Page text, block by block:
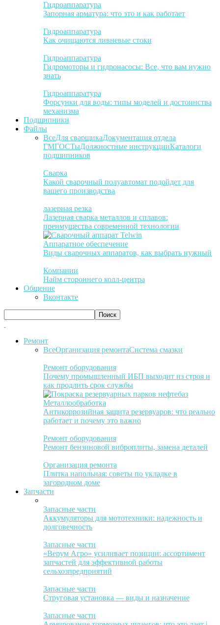
Гидроаппаратура
Запорная арматура: что это и как работает
Гидроаппаратура
Как очищаются ливневые стоки
Гидроаппаратура
Гидромоторы и гидронасосы: Все, что вам нужно
знать
Гидроаппаратура
Форсунки для воды: типы моделей и достоинства
механизма
Подшипники
Файлы
ВсеДля сварщикаДокументация отдела
ГМГОСТыДолжностные инструкцииКаталоги
подшипников
Сварка
Какой сварочный полуавтомат подойдет для
вашего производства
лазерная резка
Лазерная сварка металлов и сплавов:
преимущества современной технологии
Аппаратное обеспечение
Виды сварочных аппаратов, как выбрать нужный
Компании
Найм стороннего колл-центра
Общение
Вконтакте
Ремонт
ВсеОрганизация ремонтаСистема смазки
Ремонт оборудования
Почему промышленный ИБП выходит из строя и
как продлить срок службы
Металлообработка
Антикоррозийная защита резервуаров: что реально
работает и почему это важно
Ремонт оборудования
Ремонт бензиновой виброплиты, замена деталей
Организация ремонта
Плитка напольная: советы по укладке в
загородном доме
Запчасти
Запасные части
Аккумуляторы для мототехники: надежность и
долговечность
Запасные части
«Верум Агро» усиливает позиции: ассортимент
запчастей для эффективной работы
сельхозпредприятий
Запасные части
Струговая установка — виды и назначение
Запасные части